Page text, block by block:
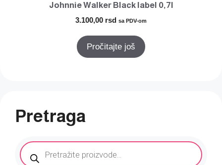
Johnnie Walker Black label 0,7l
3.100,00 rsd sa PDV-om
Pročitajte još
Pretraga
Products
search